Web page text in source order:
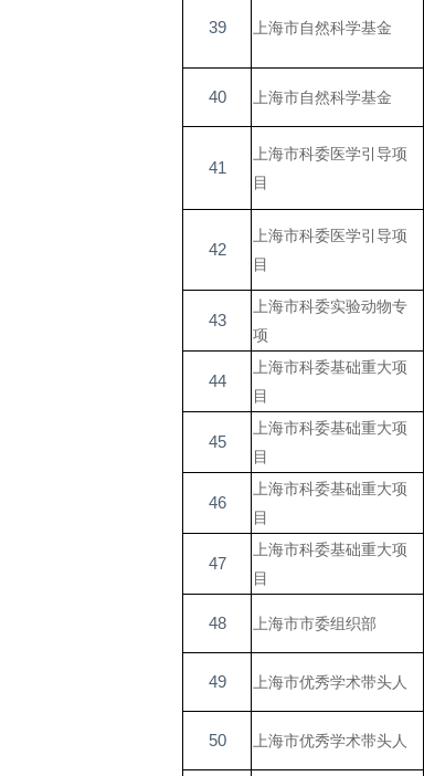
39 上海市自然科学基金
40 上海市自然科学基金
41
上海市科委医学引导项
目
42
上海市科委医学引导项
目
43
上海市科委实验动物专
项
44
上海市科委基础重大项
目
45
上海市科委基础重大项
目
46
上海市科委基础重大项
目
47
上海市科委基础重大项
目
48 上海市市委组织部
49 上海市优秀学术带头人
50 上海市优秀学术带头人